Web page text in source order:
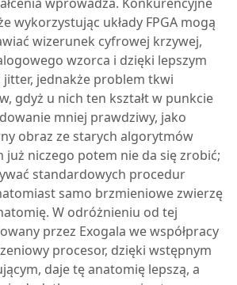
wykorzystując układy FPGA mogą
wizerunek cyfrowej krzywej,
wzorca i dzięki lepszym
jitter, jednakże problem tkwi
gdyż u nich ten kształt w punkcie
mniej prawdziwy, jako
obraz ze starych algorytmów
już niczego potem nie da się zrobić;
standardowych procedur
samo brzmieniowe zwierzę
W odróżnieniu od tej
przez Exogala we współpracy
procesor, dzięki wstępnym
daje tę anatomię lepszą, a